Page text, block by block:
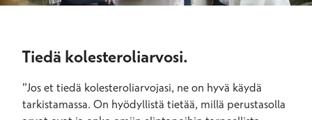
Tiedä kolesteroliarvosi.
”Jos et tiedä kolesteroliarvojasi, ne on hyvä käydä
tarkistamassa. On hyödyllistä tietää, millä perustasolla